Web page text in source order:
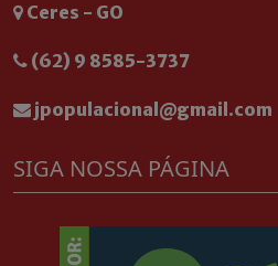
Ceres - GO
(62) 9 8585-3737
jpopulacional@gmail.com
SIGA NOSSA PÁGINA